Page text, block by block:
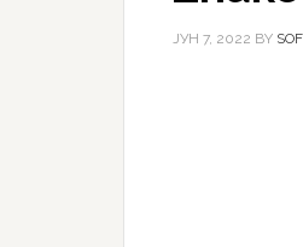
ЈУН 7, 2022 BY